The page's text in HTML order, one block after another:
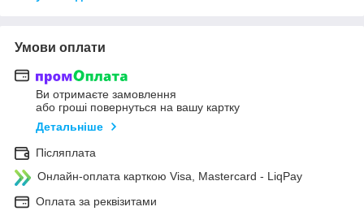
Умови оплати
Ви отримаєте замовлення
або гроші повернуться на вашу картку
Детальніше
Післяплата
Онлайн-оплата карткою Visa, Mastercard - LiqPay
Оплата за реквізитами